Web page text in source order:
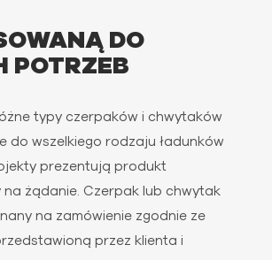
DO
POTRZEB
typy czerpaków i chwytaków
do wszelkiego rodzaju ładunków
prezentują produkt
żądanie. Czerpak lub chwytak
na zamówienie zgodnie ze
przez klienta i